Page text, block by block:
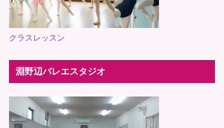
クラスレッスン
淵野辺バレエスタジオ